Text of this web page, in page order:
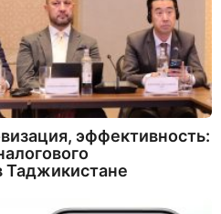
эффективность:
Таджикистане